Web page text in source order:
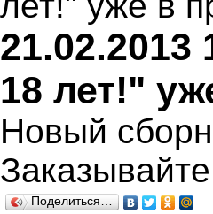
21.02.2013
18 лет!"
Новый
Поделиться…